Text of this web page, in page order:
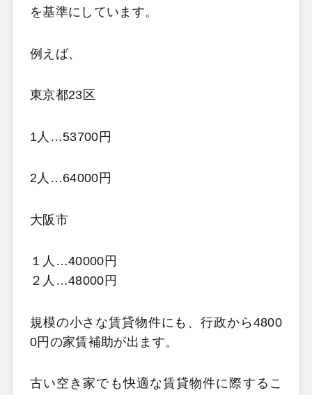
を基準にしています。
例えば、
東京都23区
1人…53700円
2人…64000円
大阪市
１人…40000円
２人…48000円
規模の小さな賃貸物件にも、行政から4800
0円の家賃補助が出ます。
古い空き家でも快適な賃貸物件に際するこ